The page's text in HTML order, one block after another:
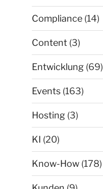
Compliance (14)
Content (3)
Entwicklung (69)
Events (163)
Hosting (3)
KI (20)
Know-How (178)